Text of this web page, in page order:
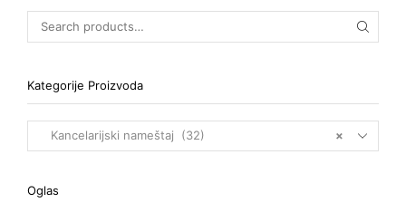
Kategorije Proizvoda
×
Kancelarijski nameštaj (32)
Oglas